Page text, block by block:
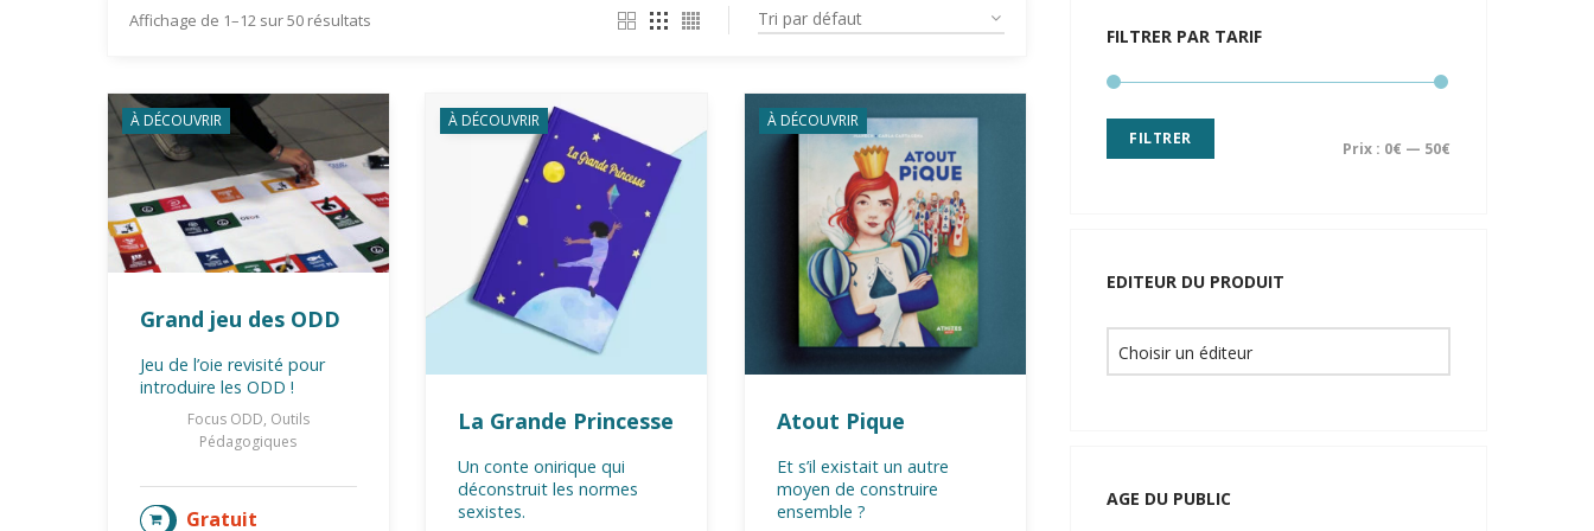
Affichage de 1–12 sur 50 résultats
À DÉCOUVRIR
Grand jeu des ODD
Jeu de l’oie revisité pour
introduire les ODD !
Focus ODD, Outils
Pédagogiques
Gratuit
AJOUTER AU PANIER
À DÉCOUVRIR
La Grande Princesse
Un conte onirique qui
déconstruit les normes
sexistes.
À DÉCOUVRIR
Atout Pique
Et s’il existait un autre
moyen de construire
ensemble ?
FILTRER PAR TARIF
FILTRER Prix : 0€ — 50€
EDITEUR DU PRODUIT
AGE DU PUBLIC